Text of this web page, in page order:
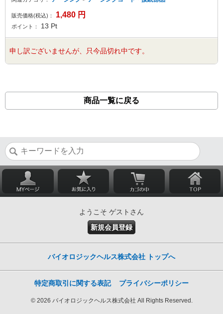
販売価格(税込)： 1,480 円
ポイント： 13 Pt
申し訳ございませんが、只今品切れ中です。
商品一覧に戻る
ようこそ ゲストさん
新規会員登録
バイオロジックヘルス株式会社 トップへ
特定商取引に関する表記 プライバシーポリシー
© 2026 バイオロジックヘルス株式会社 All Rights Reserved.